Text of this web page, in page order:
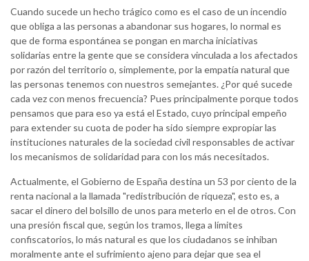
Cuando sucede un hecho trágico como es el caso de un incendio
que obliga a las personas a abandonar sus hogares, lo normal es
que de forma espontánea se pongan en marcha iniciativas
solidarias entre la gente que se considera vinculada a los afectados
por razón del territorio o, simplemente, por la empatía natural que
las personas tenemos con nuestros semejantes. ¿Por qué sucede
cada vez con menos frecuencia? Pues principalmente porque todos
pensamos que para eso ya está el Estado, cuyo principal empeño
para extender su cuota de poder ha sido siempre expropiar las
instituciones naturales de la sociedad civil responsables de activar
los mecanismos de solidaridad para con los más necesitados.
Actualmente, el Gobierno de España destina un 53 por ciento de la
renta nacional a la llamada "redistribución de riqueza", esto es, a
sacar el dinero del bolsillo de unos para meterlo en el de otros. Con
una presión fiscal que, según los tramos, llega a límites
confiscatorios, lo más natural es que los ciudadanos se inhiban
moralmente ante el sufrimiento ajeno para dejar que sea el